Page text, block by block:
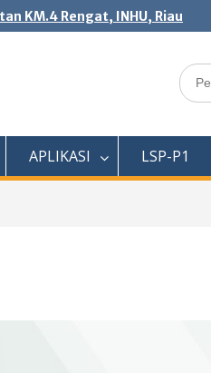
KM.4 Rengat, INHU, Riau
Search
for:
APLIKASI LSP-P1